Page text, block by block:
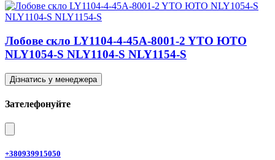
Лобове скло LY1104-4-45A-8001-2 YTO ЮТО
NLY1054-S NLY1104-S NLY1154-S
Дізнатись у менеджера
Зателефонуйте
+380939915050